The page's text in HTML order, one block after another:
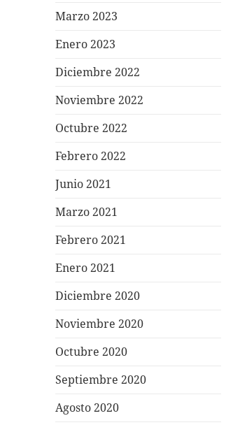
Marzo 2023
Enero 2023
Diciembre 2022
Noviembre 2022
Octubre 2022
Febrero 2022
Junio 2021
Marzo 2021
Febrero 2021
Enero 2021
Diciembre 2020
Noviembre 2020
Octubre 2020
Septiembre 2020
Agosto 2020